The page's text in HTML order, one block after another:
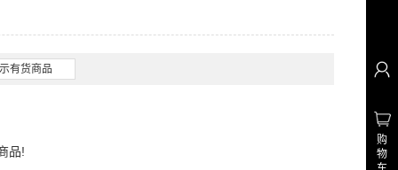
有货商品
品!
购
物